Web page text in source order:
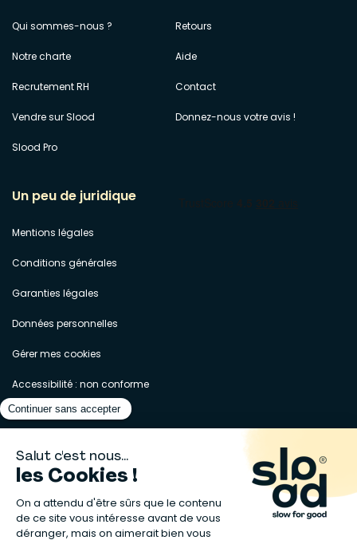
Qui sommes-nous ?
Notre charte
Recrutement RH
Vendre sur Slood
Slood Pro
Retours
Aide
Contact
Donnez-nous votre avis !
Un peu de juridique
Mentions légales
Conditions générales
Garanties légales
Données personnelles
Gérer mes cookies
Accessibilité : non conforme